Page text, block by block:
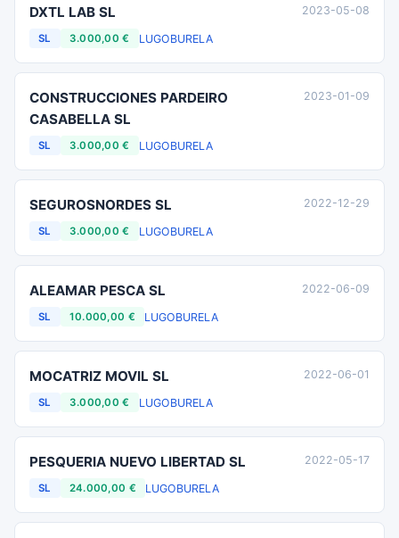
DXTL LAB SL
SL 3.000,00 € LUGOBURELA
2023-05-08
CONSTRUCCIONES PARDEIRO
CASABELLA SL
SL 3.000,00 € LUGOBURELA
2023-01-09
SEGUROSNORDES SL
SL 3.000,00 € LUGOBURELA
2022-12-29
ALEAMAR PESCA SL
SL 10.000,00 € LUGOBURELA
2022-06-09
MOCATRIZ MOVIL SL
SL 3.000,00 € LUGOBURELA
2022-06-01
PESQUERIA NUEVO LIBERTAD SL
SL 24.000,00 € LUGOBURELA
2022-05-17